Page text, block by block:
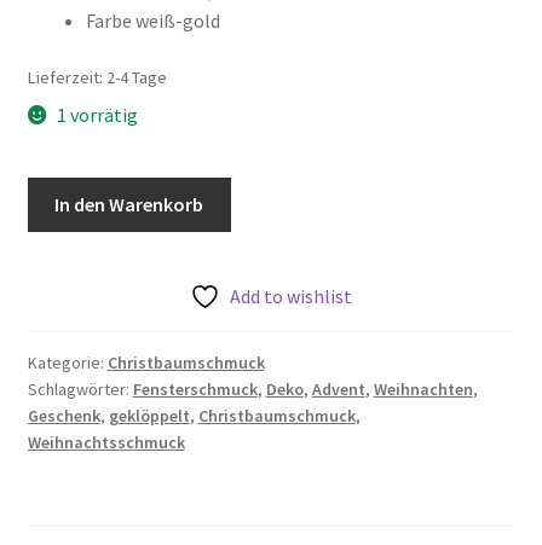
Farbe weiß-gold
Lieferzeit: 2-4 Tage
1 vorrätig
In den Warenkorb
Add to wishlist
Kategorie: Christbaumschmuck
Schlagwörter: Fensterschmuck, Deko, Advent, Weihnachten,
Geschenk, geklöppelt, Christbaumschmuck,
Weihnachtsschmuck